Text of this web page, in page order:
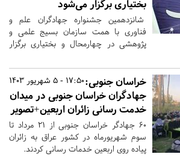
بختیاری برگزار می‌شود
شانزدهمین جشنواره جهادگران علم و
فناوری با همت سازمان بسیج علمی و
پژوهشی در چهارمحال و بختیاری برگزار
17:50 - 5 شهریور 1403خراسان جنوبی:
جهادگران خراسان جنوبی در میدان
خدمت رسانی زائران اربعین+تصویر
۶۰ جهادگر خراسان جنوبی از ۲۱ مرداد تا
سوم شهریورماه در کشور عراق به زائران
پیاده روی اربعین خدمات رسانی کردند.